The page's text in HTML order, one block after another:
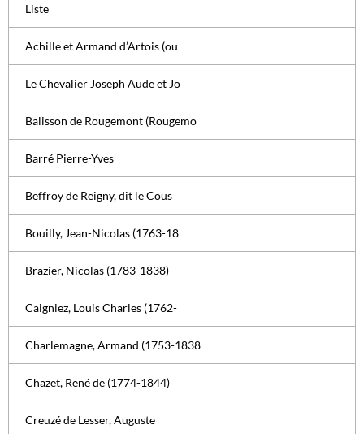
Liste
Achille et Armand d’Artois (ou
Le Chevalier Joseph Aude et Jo
Balisson de Rougemont (Rougemo
Barré Pierre-Yves
Beffroy de Reigny, dit le Cous
Bouilly, Jean-Nicolas (1763-18
Brazier, Nicolas (1783-1838)
Caigniez, Louis Charles (1762-
Charlemagne, Armand (1753-1838
Chazet, René de (1774-1844)
Creuzé de Lesser, Auguste